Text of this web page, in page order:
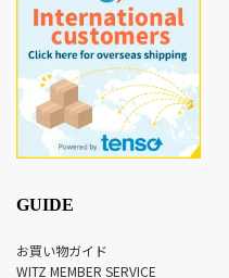
GUIDE
お買い物ガイド
WITZ MEMBER SERVICE